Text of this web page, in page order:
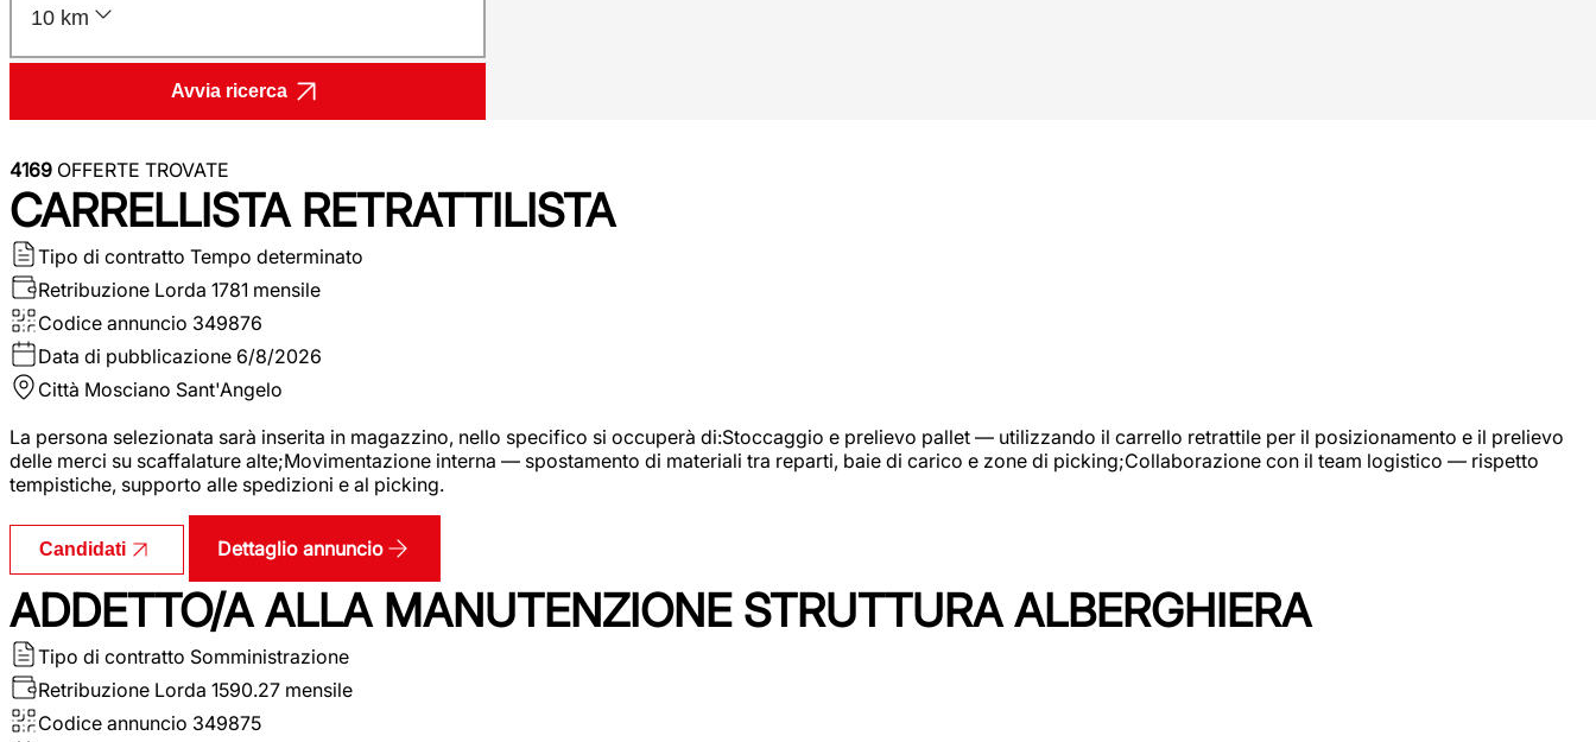
10 km
Avvia ricerca
4169 OFFERTE TROVATE
CARRELLISTA RETRATTILISTA
Tipo di contratto Tempo determinato
Retribuzione Lorda 1781 mensile
Codice annuncio 349876
Data di pubblicazione 6/8/2026
Città Mosciano Sant'Angelo
La persona selezionata sarà inserita in magazzino, nello specifico si occuperà di:Stoccaggio e prelievo pallet — utilizzando il carrello retrattile per il posizionamento e il prelievo
delle merci su scaffalature alte;Movimentazione interna — spostamento di materiali tra reparti, baie di carico e zone di picking;Collaborazione con il team logistico — rispetto
tempistiche, supporto alle spedizioni e al picking.
Candidati Dettaglio annuncio
ADDETTO/A ALLA MANUTENZIONE STRUTTURA ALBERGHIERA
Tipo di contratto Somministrazione
Retribuzione Lorda 1590.27 mensile
Codice annuncio 349875